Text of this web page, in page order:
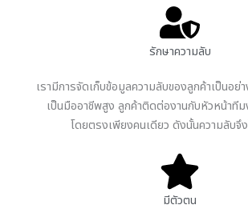
รักษาความลับ
เรามีการจัดเก็บข้อมูลความลับของลูกค้าเป็นอย่
เป็นมืออาชีพสูง ลูกค้าติดต่องานกับหัวหน้าที
โดยตรงเพียงคนเดียว ดังนั้นความลับจึ
มีตัวตน